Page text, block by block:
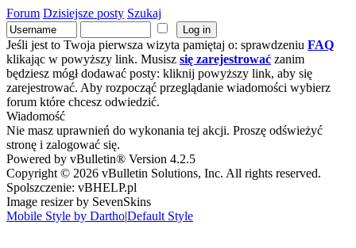
Forum Dzisiejsze posty Szukaj
Jeśli jest to Twoja pierwsza wizyta pamiętaj o: sprawdzeniu FAQ
klikając w powyższy link. Musisz się zarejestrować zanim
będziesz mógł dodawać posty: kliknij powyższy link, aby się
zarejestrować. Aby rozpocząć przeglądanie wiadomości wybierz
forum które chcesz odwiedzić.
Wiadomość
Nie masz uprawnień do wykonania tej akcji. Proszę odświeżyć
stronę i zalogować się.
Powered by vBulletin® Version 4.2.5
Copyright © 2026 vBulletin Solutions, Inc. All rights reserved.
Spolszczenie: vBHELP.pl
Image resizer by SevenSkins
Mobile Style by Dartho|Default Style